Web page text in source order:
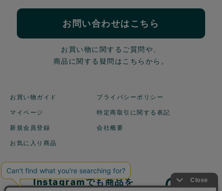
お問い合わせはこちら
お買い物に関するご質問や、
商品に関する疑問はこちらから。
お買い物ガイド
マイページ
新規会員登録
お気に入り商品
プライバシーポリシー
特定商取引に関する表記
会社概要
Instagramでも商品を